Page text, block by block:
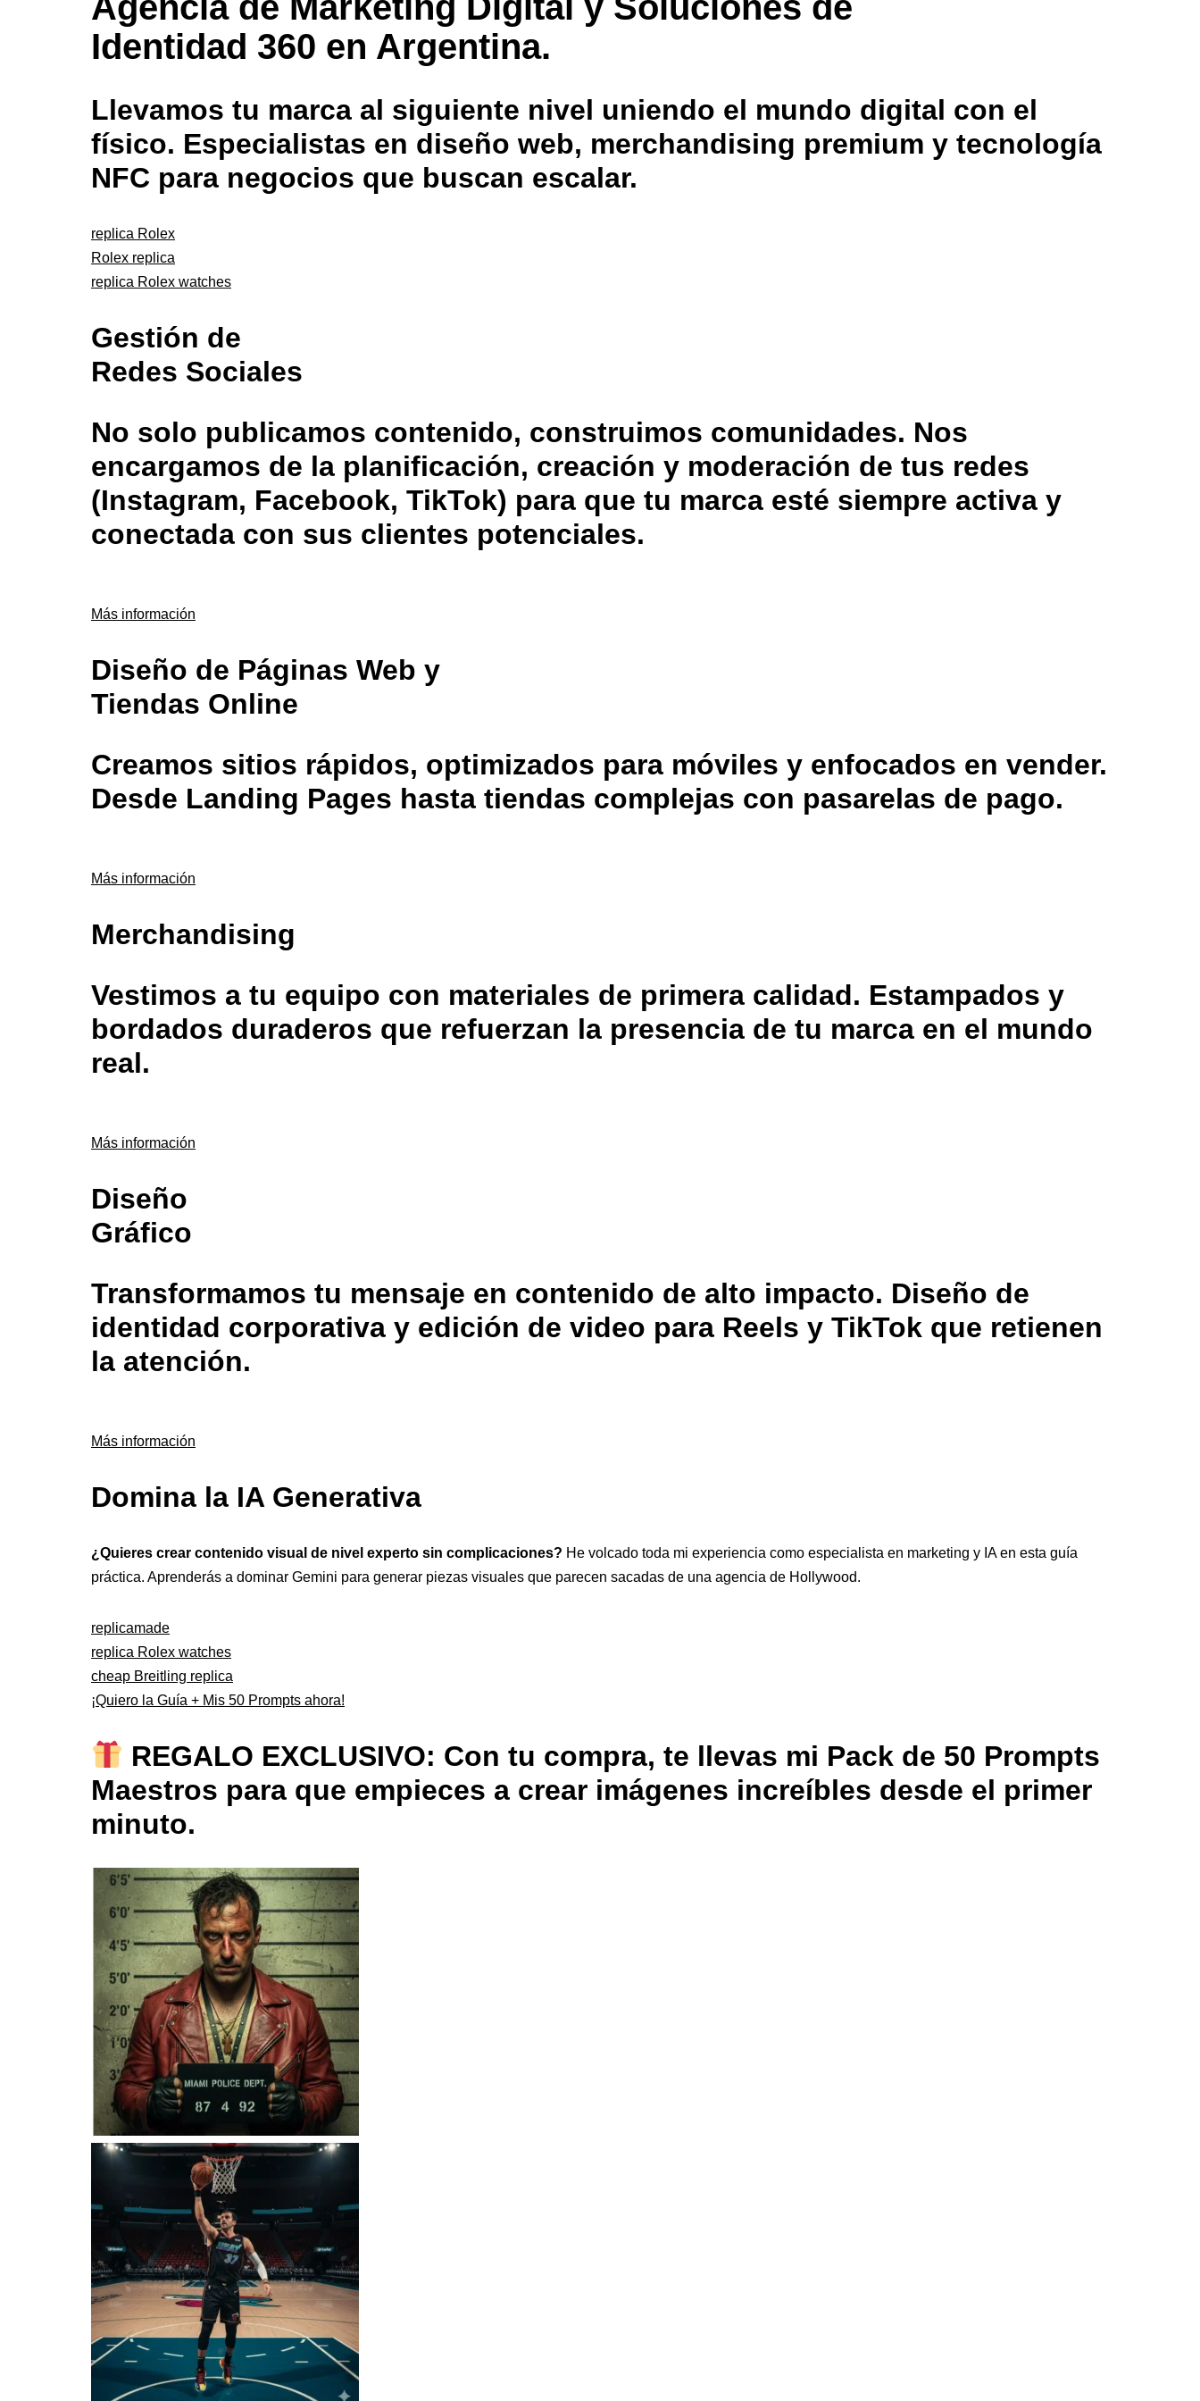
Identidad 360 en Argentina.
Llevamos tu marca al siguiente nivel uniendo el mundo digital con el
físico. Especialistas en diseño web, merchandising premium y tecnología
NFC para negocios que buscan escalar.
replica Rolex
Rolex replica
replica Rolex watches
Gestión de
Redes Sociales
No solo publicamos contenido, construimos comunidades. Nos
encargamos de la planificación, creación y moderación de tus redes
(Instagram, Facebook, TikTok) para que tu marca esté siempre activa y
conectada con sus clientes potenciales.
Más información
Diseño de Páginas Web y
Tiendas Online
Creamos sitios rápidos, optimizados para móviles y enfocados en vender.
Desde Landing Pages hasta tiendas complejas con pasarelas de pago.
Más información
Merchandising
Vestimos a tu equipo con materiales de primera calidad. Estampados y
bordados duraderos que refuerzan la presencia de tu marca en el mundo
real.
Más información
Diseño
Gráfico
Transformamos tu mensaje en contenido de alto impacto. Diseño de
identidad corporativa y edición de video para Reels y TikTok que retienen
la atención.
Más información
Domina la IA Generativa
¿Quieres crear contenido visual de nivel experto sin complicaciones? He volcado toda mi experiencia como especialista en marketing y IA en esta guía
práctica. Aprenderás a dominar Gemini para generar piezas visuales que parecen sacadas de una agencia de Hollywood.
replicamade
replica Rolex watches
cheap Breitling replica
¡Quiero la Guía + Mis 50 Prompts ahora!
REGALO EXCLUSIVO: Con tu compra, te llevas mi Pack de 50 Prompts
Maestros para que empieces a crear imágenes increíbles desde el primer
minuto.